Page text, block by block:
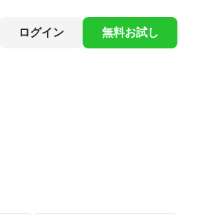
ログイン 無料お試し